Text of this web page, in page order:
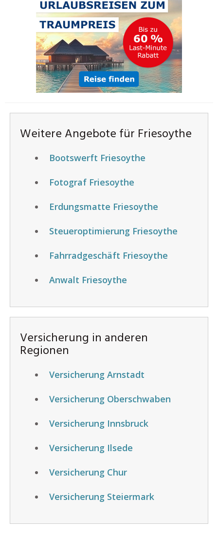
Weitere Angebote für Friesoythe
Bootswerft Friesoythe
Fotograf Friesoythe
Erdungsmatte Friesoythe
Steueroptimierung Friesoythe
Fahrradgeschäft Friesoythe
Anwalt Friesoythe
Versicherung in anderen
Regionen
Versicherung Arnstadt
Versicherung Oberschwaben
Versicherung Innsbruck
Versicherung Ilsede
Versicherung Chur
Versicherung Steiermark